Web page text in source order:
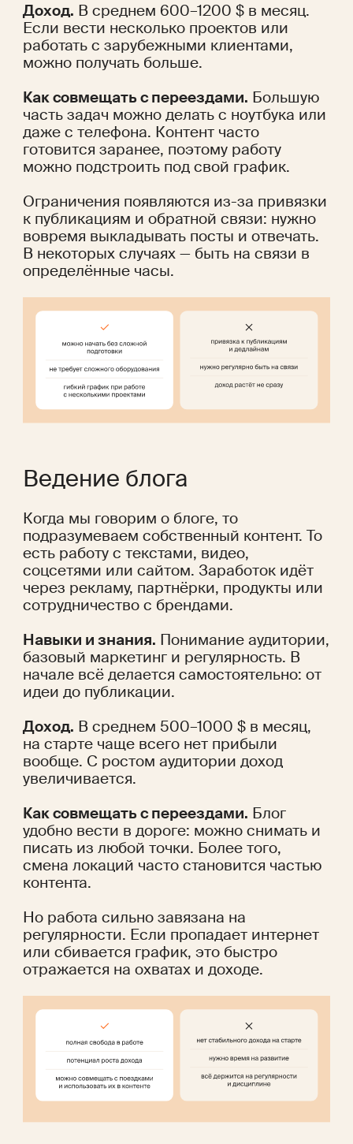
Доход. В среднем 600–1200 $ в месяц.
Если вести несколько проектов или
работать с зарубежными клиентами,
можно получать больше.
Как совмещать с переездами. Большую
часть задач можно делать с ноутбука или
даже с телефона. Контент часто
готовится заранее, поэтому работу
можно подстроить под свой график.
Ограничения появляются из-за привязки
к публикациям и обратной связи: нужно
вовремя выкладывать посты и отвечать.
В некоторых случаях — быть на связи в
определённые часы.
Ведение блога
Когда мы говорим о блоге, то
подразумеваем собственный контент. То
есть работу с текстами, видео,
соцсетями или сайтом. Заработок идёт
через рекламу, партнёрки, продукты или
сотрудничество с брендами.
Навыки и знания. Понимание аудитории,
базовый маркетинг и регулярность. В
начале всё делается самостоятельно: от
идеи до публикации.
Доход. В среднем 500–1000 $ в месяц,
на старте чаще всего нет прибыли
вообще. С ростом аудитории доход
увеличивается.
Как совмещать с переездами. Блог
удобно вести в дороге: можно снимать и
писать из любой точки. Более того,
смена локаций часто становится частью
контента.
Но работа сильно завязана на
регулярности. Если пропадает интернет
или сбивается график, это быстро
отражается на охватах и доходе.